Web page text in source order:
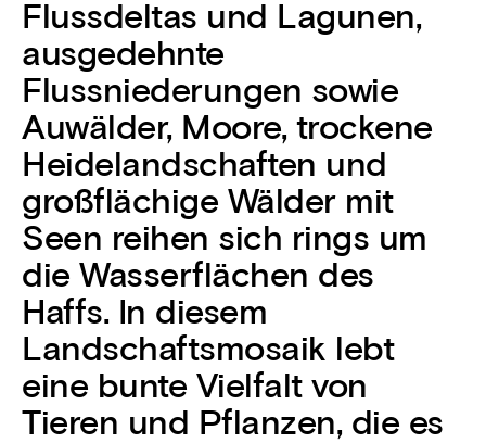
Flussdeltas und Lagunen,
ausgedehnte
Flussniederungen sowie
Auwälder, Moore, trockene
Heidelandschaften und
großflächige Wälder mit
Seen reihen sich rings um
die Wasserflächen des
Haffs. In diesem
Landschaftsmosaik lebt
eine bunte Vielfalt von
Tieren und Pflanzen, die es